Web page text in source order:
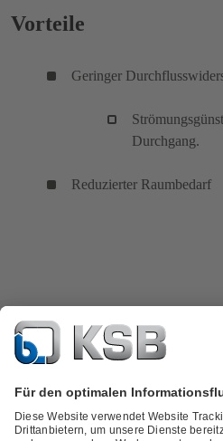
Vorteile
Geringer
Durchgang.
Reduzierter Raumbedarf